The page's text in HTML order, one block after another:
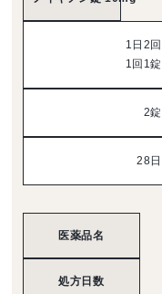
1日2回
1回1錠
2錠
28日
医薬品名
処方日数